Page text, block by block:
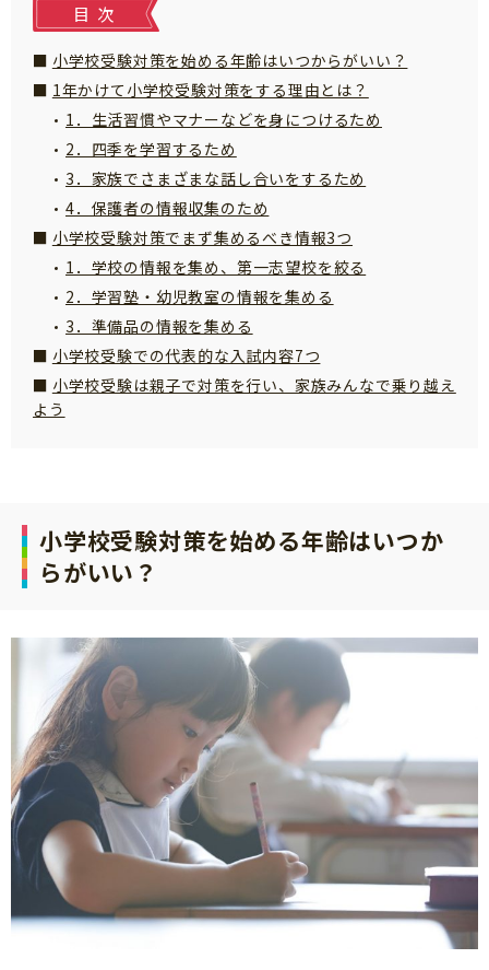
「こそだてまっぷ」とは
サイトのご利⽤にあたって
個⼈情報について
お問い合わせ
目次
小学校受験対策を始める年齢はいつからがいい？
1年かけて小学校受験対策をする理由とは？
1．生活習慣やマナーなどを身につけるため
2．四季を学習するため
3．家族でさまざまな話し合いをするため
4．保護者の情報収集のため
小学校受験対策でまず集めるべき情報3つ
1．学校の情報を集め、第一志望校を絞る
2．学習塾・幼児教室の情報を集める
3．準備品の情報を集める
小学校受験での代表的な入試内容7つ
小学校受験は親子で対策を行い、家族みんなで乗り越え
よう
小学校受験対策を始める年齢はいつか
らがいい？